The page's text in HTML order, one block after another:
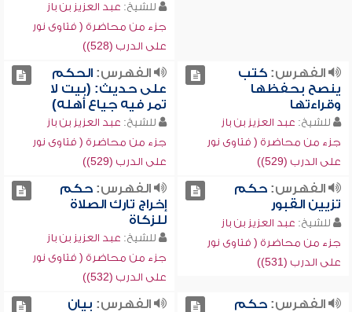
للشيخ: عبد العزيز بن باز
جزء من محاضرة ( فتاوى نور
على الدرب (528))
الفهرس:كتب
ينصح بحفظها
وقراءتها
للشيخ: عبد العزيز بن باز
جزء من محاضرة ( فتاوى نور
على الدرب (529))
الفهرس:الحكم
على حديث: (بيت لا
تمر فيه جياع أهله)
للشيخ: عبد العزيز بن باز
جزء من محاضرة ( فتاوى نور
على الدرب (529))
الفهرس:حكم
تزيين القبور
للشيخ: عبد العزيز بن باز
جزء من محاضرة ( فتاوى نور
على الدرب (531))
الفهرس:حكم
إخراج تارك الصلاة
للزكاة
للشيخ: عبد العزيز بن باز
جزء من محاضرة ( فتاوى نور
على الدرب (532))
الفهرس:حكم
الفهرس: بيان